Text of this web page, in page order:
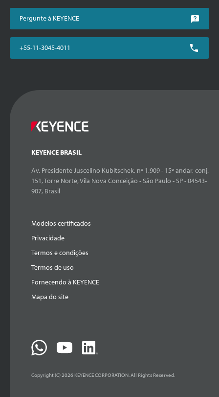
Pergunte à KEYENCE
+55-11-3045-4011
KEYENCE BRASIL
Av. Presidente Juscelino Kubitschek, nº 1.909 - 15º andar, conj.
151, Torre Norte, Vila Nova Conceição - São Paulo - SP - 04543-
907, Brasil
Modelos certificados
Privacidade
Termos e condições
Termos de uso
Fornecendo à KEYENCE
Mapa do site
Copyright (C) 2026 KEYENCE CORPORATION. All Rights Reserved.